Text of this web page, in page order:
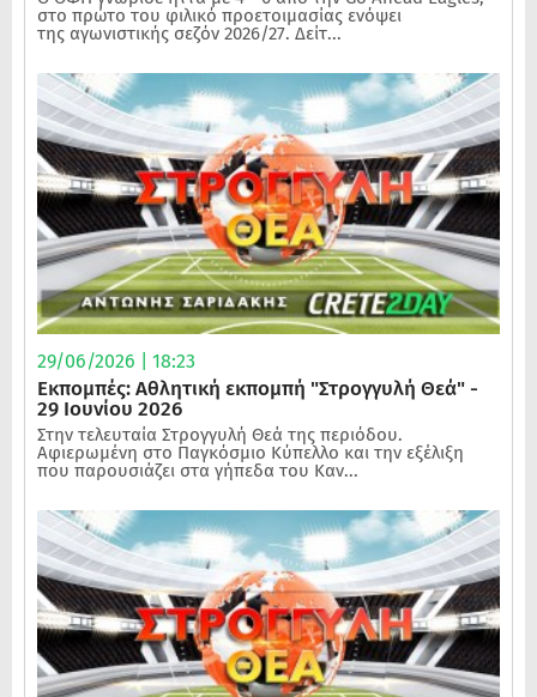
στο πρώτο του φιλικό προετοιμασίας ενόψει
της αγωνιστικής σεζόν 2026/27. Δείτ...
29/06/2026 | 18:23
Εκπομπές: Αθλητική εκπομπή "Στρογγυλή Θεά" -
29 Ιουνίου 2026
Στην τελευταία Στρογγυλή Θεά της περιόδου.
Αφιερωμένη στο Παγκόσμιο Κύπελλο και την εξέλιξη
που παρουσιάζει στα γήπεδα του Καν...